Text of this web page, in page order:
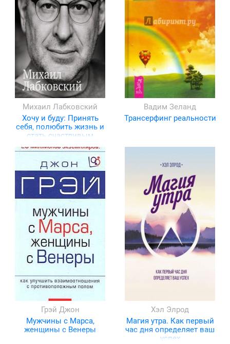
Михаил Лабковский
Хочу и буду: Принять
себя, полюбить жизнь и
стать счастливым
Вадим Зеланд
Трансерфинг реальности
Грэй Джон
Мужчины с Марса,
женщины с Венеры
Хэл Элрод
Магия утра. Как первый
час дня определяет ваш
успех